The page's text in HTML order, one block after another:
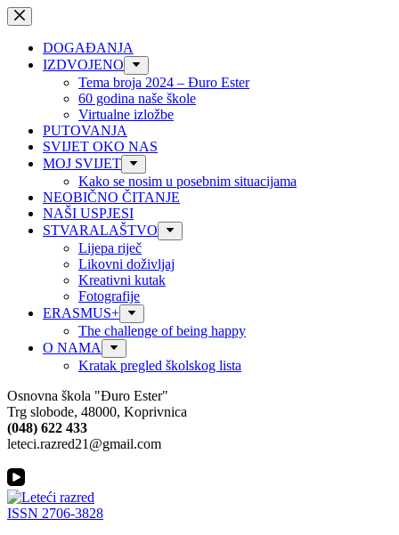
Preskoči
na
sadržajDOGAĐANJA
IZDVOJENO
Tema broja 2024 – Đuro Ester
60 godina naše škole
Virtualne izložbe
PUTOVANJA
SVIJET OKO NAS
MOJ SVIJET
Kako se nosim u posebnim situacijama
NEOBIČNO ČITANJE
NAŠI USPJESI
STVARALAŠTVO
Lijepa riječ
Likovni doživljaj
Kreativni kutak
Fotografije
ERASMUS+
The challenge of being happy
O NAMA
Kratak pregled školskog lista
Osnovna škola "Đuro Ester"
Trg slobode, 48000, Koprivnica
(048) 622 433
leteci.razred21@gmail.com
ISSN 2706-3828